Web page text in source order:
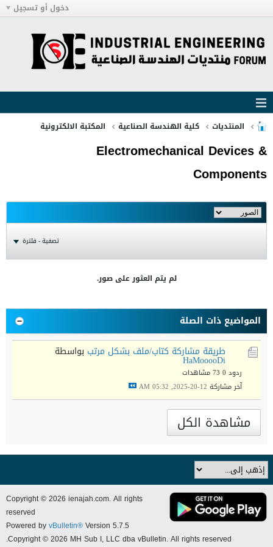
دخول أو تسجيل
المنتديات كلية الهندسة الصناعية المكتبة الالكترونية
Electromechanical Devices &
Components
تصفية - فلترة
لم يتم العثور على صور.
المواضيع ذات الصلة
طريقة مشاركة كتاب/ملف بشكل مرتب بواسطة
HaMooooDi
ردود 0
73 مشاهدات
آخر مشاركة 12-20-2025, 05:32 AM
مشاهدة الكل
Copyright © 2026 ienajah.com. All rights
reserved
Powered byvBulletin®Version 5.7.5
Copyright © 2026 MH Sub I, LLC dba vBulletin. All rights reserved.